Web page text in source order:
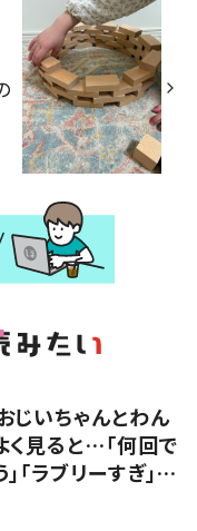
じいちゃんとわん
見ると…「何回で
「ラブリーすぎ」の